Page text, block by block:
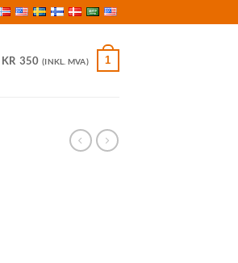
KR 350 (INKL. MVA) 1